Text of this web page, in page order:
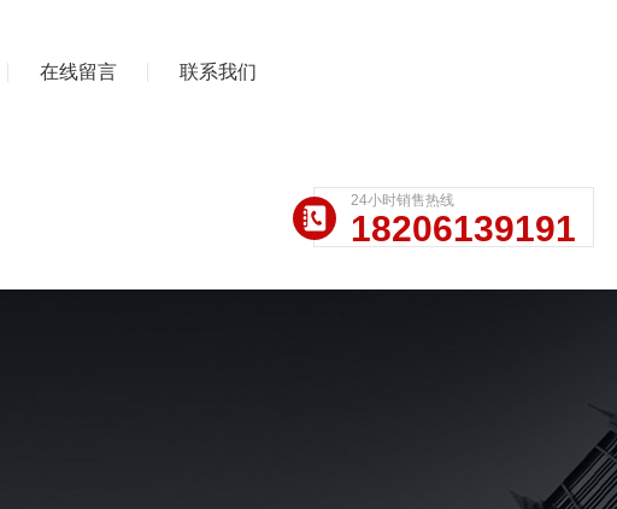
在线留言 联系我们
24小时销售热线
18206139191